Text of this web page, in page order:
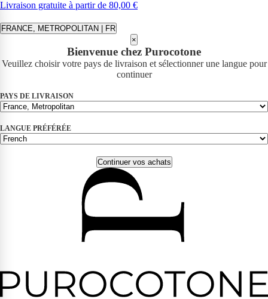
Livraison gratuite à partir de 80,00 €
FRANCE, METROPOLITAN | FR
×
Bienvenue chez Purocotone
Veuillez choisir votre pays de livraison et sélectionner une langue pour
continuer
PAYS DE LIVRAISON
LANGUE PRÉFÉRÉE
Continuer vos achats